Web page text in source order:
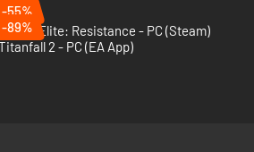
-55%
Sniper Elite: Resistance - PC (Steam)
-89%
2 - PC (EA App)